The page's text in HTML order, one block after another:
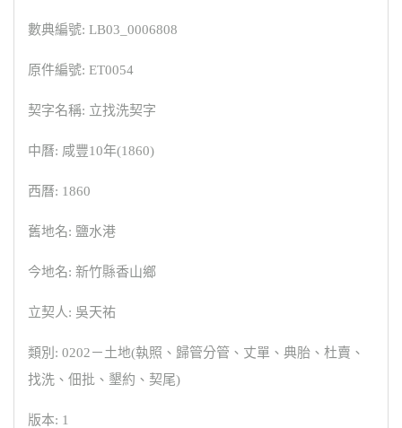
數典編號: LB03_0006808
原件編號: ET0054
契字名稱: 立找洗契字
中曆: 咸豐10年(1860)
西曆: 1860
舊地名: 鹽水港
今地名: 新竹縣香山鄉
立契人: 吳天祐
類別: 0202－土地(執照、歸管分管、丈單、典胎、杜賣、
找洗、佃批、墾約、契尾)
版本: 1